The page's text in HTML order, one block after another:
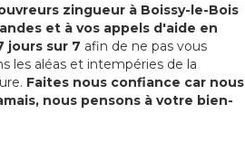
zingueur à Boissy-le-Bois
et à vos appels d'aide en
jours sur 7 afin de ne pas vous
les aléas et intempéries de la
Faites nous confiance car nous
nous pensons à votre bien-